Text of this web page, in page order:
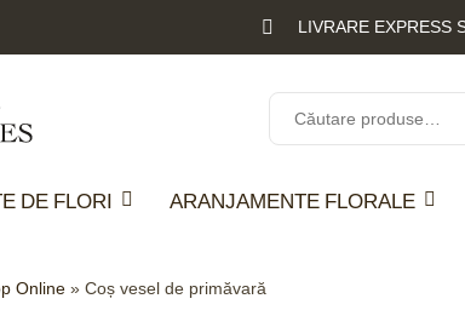
LIVRARE EXPRESS
DE FLORI ARANJAMENTE FLORALE
Online » Coș vesel de primăvară